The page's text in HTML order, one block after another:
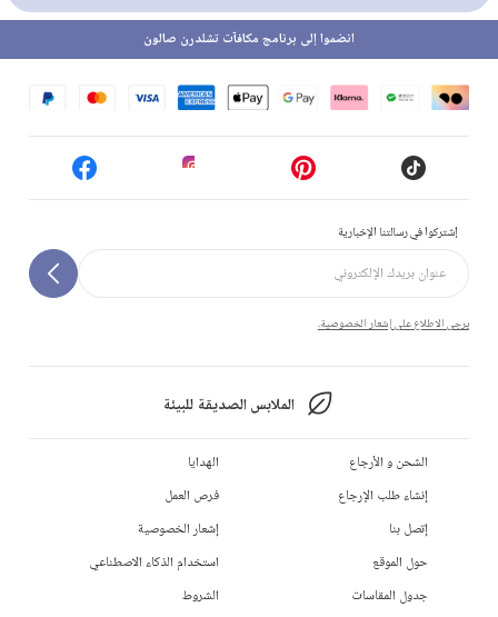
إشتركوا في رسالتنا الإخبارية
يرجى الاطلاع على إشعار الخصوصية.
الملابس الصديقة للبيئة
انضموا إلى برنامج مكافآت تشلدرن صالون
الشحن و الأرجاع
إنشاء طلب الإرجاع
إتصل بنا
حول الموقع
جدول المقاسات
الهدايا
فرص العمل
إشعار الخصوصية
استخدام الذكاء الاصطناعي
الشروط